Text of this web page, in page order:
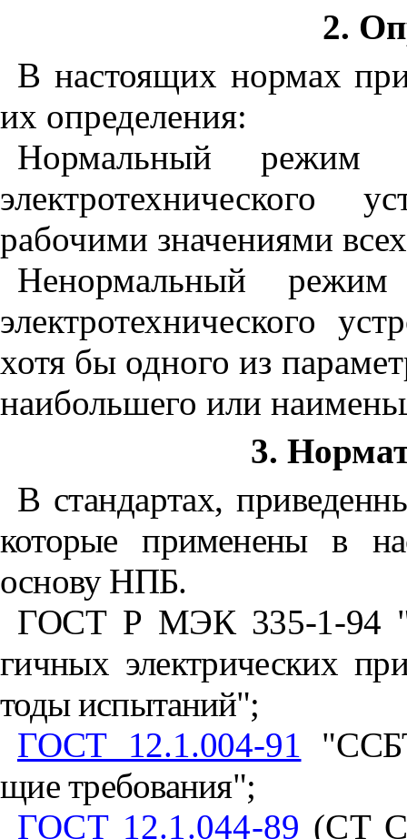
2.
В настоящих нормах
их определения:
Нормальный
электротехнического
рабочими значениями
Ненормальный
электротехнического
хотя бы одного из
наибольшего или
3.
В стандартах,
которые применены в
основу НПБ.
ГОСТ Р МЭК 335-1-94
гичных электрических
тоды испытаний";
ГОСТ 12.1.004-91
щие требования";
ГОСТ 12.1.044-89 (СТ